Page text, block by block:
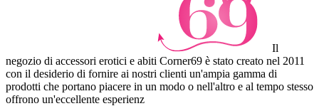
Il
negozio di accessori erotici e abiti Corner69 è stato creato nel 2011
con il desiderio di fornire ai nostri clienti un'ampia gamma di
prodotti che portano piacere in un modo o nell'altro e al tempo stesso
offrono un'eccellente esperienz